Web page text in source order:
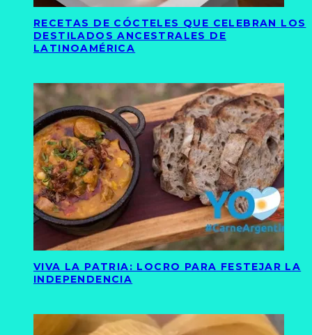
RECETAS DE CÓCTELES QUE CELEBRAN LOS
DESTILADOS ANCESTRALES DE
LATINOAMÉRICA
VIVA LA PATRIA: LOCRO PARA FESTEJAR LA
INDEPENDENCIA